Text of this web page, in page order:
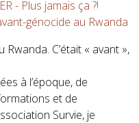
Rwanda. C’était « avant »,
à l’époque, de
et de
Survie, je